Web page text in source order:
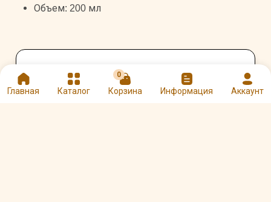
Главная Каталог
0
Корзина Информация Аккаунт
Объем: 200 мл
Оцените и напишите отзыв
★ ★ ★ ★ ★